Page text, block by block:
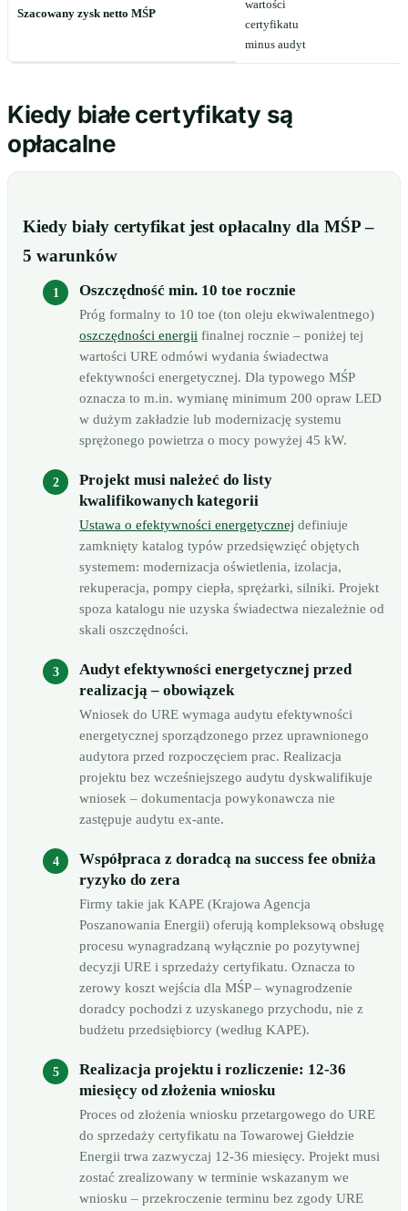
Szacowany zysk netto MŚP
wartości
certyfikatu
minus audyt
Kiedy białe certyfikaty są
opłacalne
Kiedy biały certyfikat jest opłacalny dla MŚP –
5 warunków
Oszczędność min. 10 toe rocznie
Próg formalny to 10 toe (ton oleju ekwiwalentnego)
oszczędności energii finalnej rocznie – poniżej tej
wartości URE odmówi wydania świadectwa
efektywności energetycznej. Dla typowego MŚP
oznacza to m.in. wymianę minimum 200 opraw LED
w dużym zakładzie lub modernizację systemu
sprężonego powietrza o mocy powyżej 45 kW.
Projekt musi należeć do listy
kwalifikowanych kategorii
Ustawa o efektywności energetycznej definiuje
zamknięty katalog typów przedsięwzięć objętych
systemem: modernizacja oświetlenia, izolacja,
rekuperacja, pompy ciepła, sprężarki, silniki. Projekt
spoza katalogu nie uzyska świadectwa niezależnie od
skali oszczędności.
Audyt efektywności energetycznej przed
realizacją – obowiązek
Wniosek do URE wymaga audytu efektywności
energetycznej sporządzonego przez uprawnionego
audytora przed rozpoczęciem prac. Realizacja
projektu bez wcześniejszego audytu dyskwalifikuje
wniosek – dokumentacja powykonawcza nie
zastępuje audytu ex-ante.
Współpraca z doradcą na success fee obniża
ryzyko do zera
Firmy takie jak KAPE (Krajowa Agencja
Poszanowania Energii) oferują kompleksową obsługę
procesu wynagradzaną wyłącznie po pozytywnej
decyzji URE i sprzedaży certyfikatu. Oznacza to
zerowy koszt wejścia dla MŚP – wynagrodzenie
doradcy pochodzi z uzyskanego przychodu, nie z
budżetu przedsiębiorcy (według KAPE).
Realizacja projektu i rozliczenie: 12-36
miesięcy od złożenia wniosku
Proces od złożenia wniosku przetargowego do URE
do sprzedaży certyfikatu na Towarowej Giełdzie
Energii trwa zazwyczaj 12-36 miesięcy. Projekt musi
zostać zrealizowany w terminie wskazanym we
wniosku – przekroczenie terminu bez zgody URE